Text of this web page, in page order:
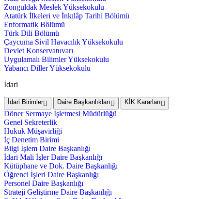
Zonguldak Meslek Yüksekokulu
Atatürk İlkeleri ve İnkılâp Tarihi Bölümü
Enformatik Bölümü
Türk Dili Bölümü
Çaycuma Sivil Havacılık Yüksekokulu
Devlet Konservatuvarı
Uygulamalı Bilimler Yüksekokulu
Yabancı Diller Yüksekokulu
İdari
İdari Birimler Daire Başkanlıkları KİK Kararları
Döner Sermaye İşletmesi Müdürlüğü
Genel Sekreterlik
Hukuk Müşavirliği
İç Denetim Birimi
Bilgi İşlem Daire Başkanlığı
İdari Mali İşler Daire Başkanlığı
Kütüphane ve Dok. Daire Başkanlığı
Öğrenci İşleri Daire Başkanlığı
Personel Daire Başkanlığı
Strateji Geliştirme Daire Başkanlığı